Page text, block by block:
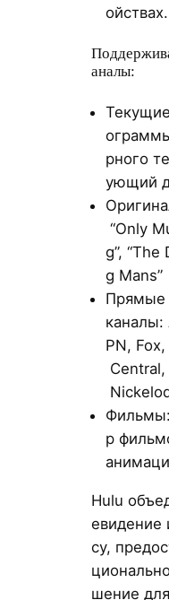
ойствах.
аналы:
рного
ующий
“Only
g”, “The
g Mans”
Прямые
каналы:
PN,
р
Hulu
евидение
су,
шение